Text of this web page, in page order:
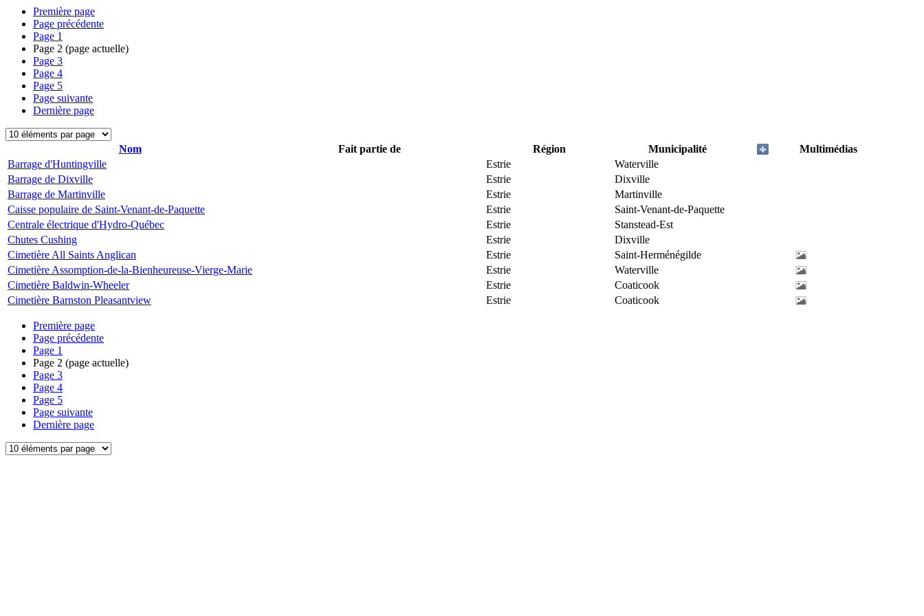
Première page
Page précédente
Page 1
Page 2 (page actuelle)
Page 3
Page 4
Page 5
Page suivante
Dernière page
Nom Fait partie de Région Municipalité
Multimédias
Barrage d'Huntingville
Estrie
Waterville
Barrage de Dixville
Estrie
Dixville
Barrage de Martinville
Estrie
Martinville
Caisse populaire de Saint-Venant-de-Paquette
Estrie
Saint-Venant-de-Paquette
Centrale électrique d'Hydro-Québec
Estrie
Stanstead-Est
Chutes Cushing
Estrie
Dixville
Cimetière All Saints Anglican
Estrie
Saint-Herménégilde
Cimetière Assomption-de-la-Bienheureuse-Vierge-Marie
Estrie
Waterville
Cimetière Baldwin-Wheeler
Estrie
Coaticook
Cimetière Barnston Pleasantview
Estrie Coaticook
Première page
Page précédente
Page 1
Page 2 (page actuelle)
Page 3
Page 4
Page 5
Page suivante
Dernière page